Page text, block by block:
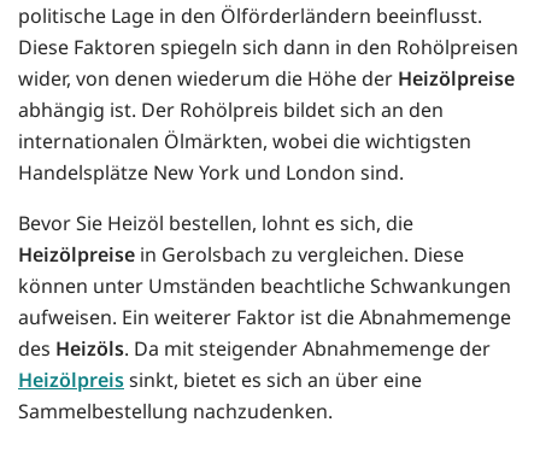
politische Lage in den Ölförderländern beeinflusst.
Diese Faktoren spiegeln sich dann in den Rohölpreisen
wider, von denen wiederum die Höhe der Heizölpreise
abhängig ist. Der Rohölpreis bildet sich an den
internationalen Ölmärkten, wobei die wichtigsten
Handelsplätze New York und London sind.
Bevor Sie Heizöl bestellen, lohnt es sich, die
Heizölpreise in Gerolsbach zu vergleichen. Diese
können unter Umständen beachtliche Schwankungen
aufweisen. Ein weiterer Faktor ist die Abnahmemenge
des Heizöls. Da mit steigender Abnahmemenge der
Heizölpreissinkt, bietet es sich an über eine
Sammelbestellung nachzudenken.